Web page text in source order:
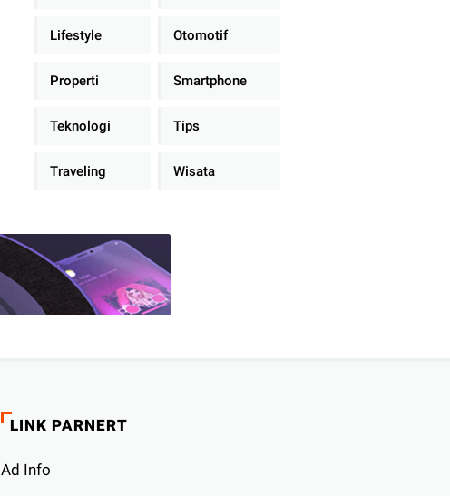
Lifestyle Otomotif
Properti Smartphone
Teknologi Tips
Traveling Wisata
LINK PARNERT
Ad Info